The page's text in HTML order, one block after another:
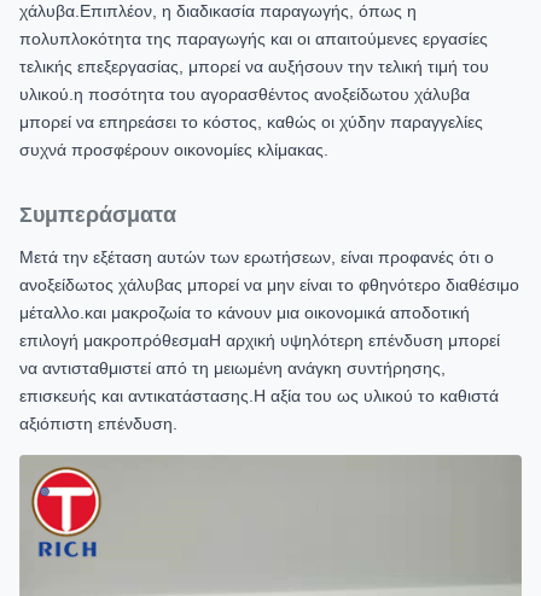
χάλυβα.Επιπλέον, η διαδικασία παραγωγής, όπως η
πολυπλοκότητα της παραγωγής και οι απαιτούμενες εργασίες
τελικής επεξεργασίας, μπορεί να αυξήσουν την τελική τιμή του
υλικού.η ποσότητα του αγορασθέντος ανοξείδωτου χάλυβα
μπορεί να επηρεάσει το κόστος, καθώς οι χύδην παραγγελίες
συχνά προσφέρουν οικονομίες κλίμακας.
Συμπεράσματα
Μετά την εξέταση αυτών των ερωτήσεων, είναι προφανές ότι ο
ανοξείδωτος χάλυβας μπορεί να μην είναι το φθηνότερο διαθέσιμο
μέταλλο.και μακροζωία το κάνουν μια οικονομικά αποδοτική
επιλογή μακροπρόθεσμαΗ αρχική υψηλότερη επένδυση μπορεί
να αντισταθμιστεί από τη μειωμένη ανάγκη συντήρησης,
επισκευής και αντικατάστασης.Η αξία του ως υλικού το καθιστά
αξιόπιστη επένδυση.